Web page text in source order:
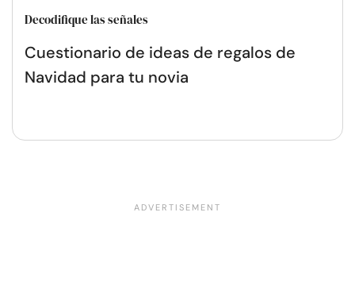
Decodifique las señales
Cuestionario de ideas de regalos de
Navidad para tu novia